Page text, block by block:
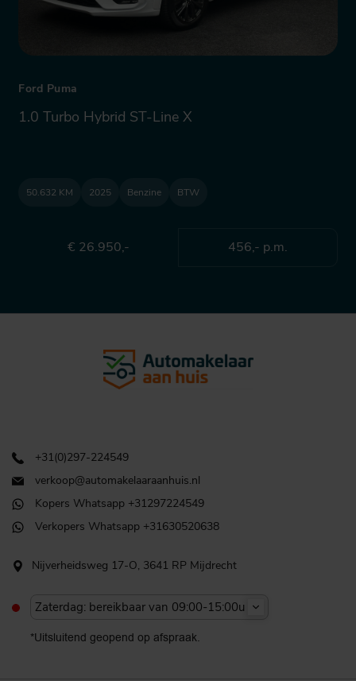
Ford Puma
1.0 Turbo Hybrid ST-Line X
50.632 KM 2025 Benzine BTW
€ 26.950,- 456,- p.m.
+31(0)297-224549
verkoop@automakelaaraanhuis.nl
Kopers Whatsapp +31297224549
Verkopers Whatsapp +31630520638
Nijverheidsweg 17-O, 3641 RP Mijdrecht
Zaterdag: bereikbaar van 09:00-15:00u
*Uitsluitend geopend op afspraak.